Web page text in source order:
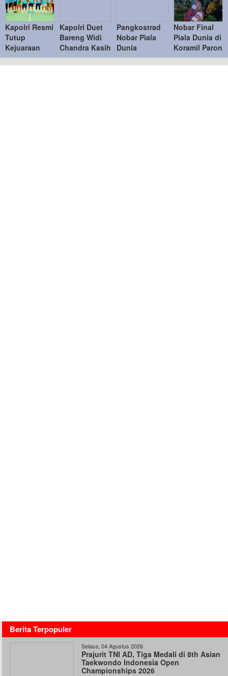
Kapolri Resmi
Tutup
Kejuaraan
Bulu Tangkis
Kapolri Cup
Kapolri Duet
Bareng Widi
Chandra Kasih
Lawan Bahlil-
Muhammad di
Pangkostrad
Nobar Piala
Dunia
Bersama
Warga, Pererat
Nobar Final
Piala Dunia di
Koramil Paron
Pererat
Berita Terpopuler
Selasa, 04 Agustus 2026
Prajurit TNI AD, Tiga Medali di 8th Asian
Taekwondo Indonesia Open
Championships 2026